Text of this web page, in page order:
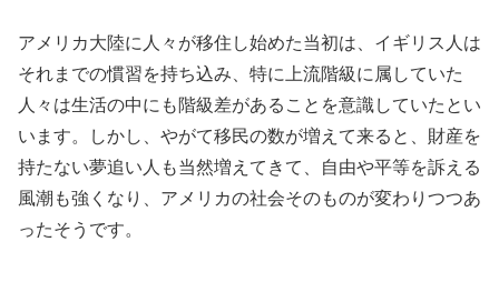
アメリカ大陸に人々が移住し始めた当初は、イギリス人は
それまでの慣習を持ち込み、特に上流階級に属していた
人々は生活の中にも階級差があることを意識していたとい
います。しかし、やがて移民の数が増えて来ると、財産を
持たない夢追い人も当然増えてきて、自由や平等を訴える
風潮も強くなり、アメリカの社会そのものが変わりつつあ
ったそうです。